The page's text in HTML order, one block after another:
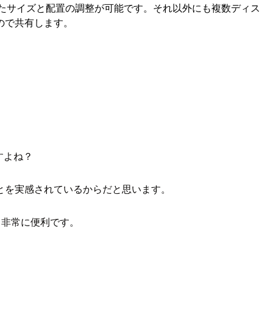
イズと配置の調整が可能です。それ以外にも複数ディス
共有します。
ね？
実感されているからだと思います。
常に便利です。